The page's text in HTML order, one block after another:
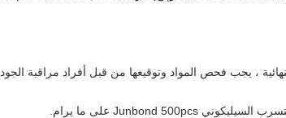
، يجب فحص المواد وتوقيعها من قبل أفراد مراقبة